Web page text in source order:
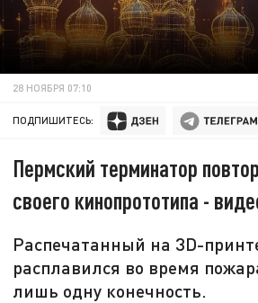
28 НОЯБРЯ 07:10
ПОДПИШИТЕСЬ:
Пермский терминатор
своего кинопрототипа -
Распечатанный на 3D-
расплавился во время
лишь одну конечность.